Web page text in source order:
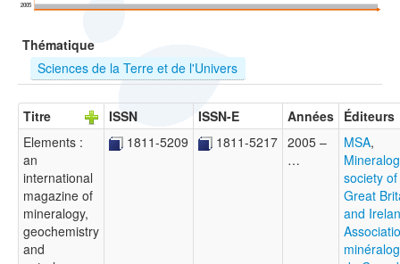
2005
Thématique
Sciences de la Terre et de l'Univers
Titre ISSN ISSN-E Années Éditeurs
Elements :
an
international
magazine of
mineralogy,
geochemistry
and
1811-5209 1811-5217 2005 –
…
MSA,
society of
Great
and